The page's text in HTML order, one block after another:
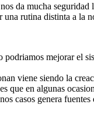
da mucha seguridad
una rutina distinta a la
podriamos mejorar el
viene siendo la
que en algunas
casos genera fuentes